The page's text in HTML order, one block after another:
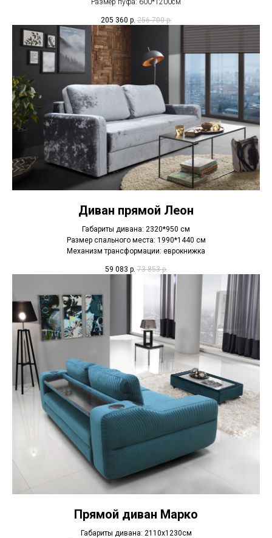
Размер пуфа: 600*1200см
205 360 р. 256 700 р.
Диван прямой Леон
Габариты дивана: 2320*950 см
Размер спального места: 1990*1440 см
Механизм трансформации: еврокнижка
59 083 р. 73 853 р.
Прямой диван Марко
Габариты дивана: 2110х1230см